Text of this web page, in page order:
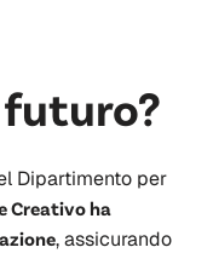
Dipartimento per
Creativo ha
, assicurando